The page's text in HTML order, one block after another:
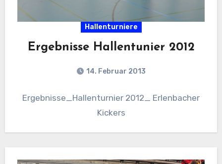
Hallenturniere
Ergebnisse Hallentunier 2012
14. Februar 2013
Ergebnisse_Hallenturnier 2012_ Erlenbacher
Kickers